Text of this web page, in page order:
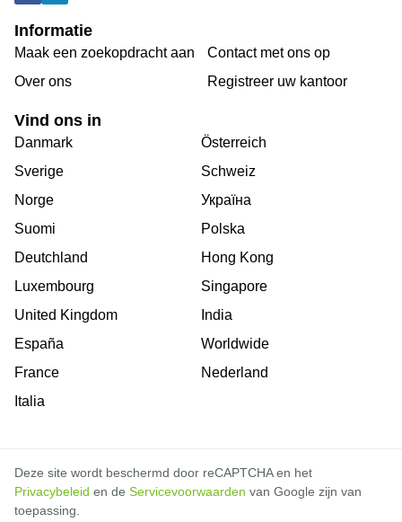
Informatie
Maak een zoekopdracht aan
Over ons
Contact met ons op
Registreer uw kantoor
Vind ons in
Danmark
Sverige
Norge
Suomi
Deutchland
Luxembourg
United Kingdom
España
France
Italia
Österreich
Schweiz
Україна
Polska
Hong Kong
Singapore
India
Worldwide
Nederland
Deze site wordt beschermd door reCAPTCHA en het
Privacybeleid en de Servicevoorwaarden van Google zijn van
toepassing.